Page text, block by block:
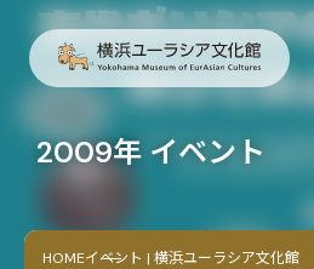
2009年 イベント
HOMEイベント | 横浜ユーラシア文化館